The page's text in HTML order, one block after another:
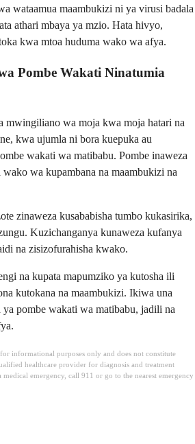
wataamua maambukizi ni ya virusi badala
athari mbaya ya mzio. Hata hivyo,
kwa mtoa huduma wako wa afya.
Pombe Wakati Ninatumia
mwingiliano wa moja kwa moja hatari na
kwa ujumla ni bora kuepuka au
wakati wa matibabu. Pombe inaweza
wa kupambana na maambukizi na
zinaweza kusababisha tumbo kukasirika,
Kuzichanganya kunaweza kufanya
na zisizofurahisha kwako.
na kupata mapumziko ya kutosha ili
kutokana na maambukizi. Ikiwa una
pombe wakati wa matibabu, jadili na
informational purposes only and does not constitute
healthcare provider for diagnosis and treatment
emergency, call 911 or go to the nearest emergency